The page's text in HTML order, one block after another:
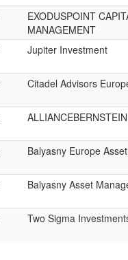
EXODUSPOINT
MANAGEMENT
Jupiter Investment
Citadel Advisors
ALLIANCEBERNSTEIN
Balyasny Europe
Balyasny Asset
Two Sigma